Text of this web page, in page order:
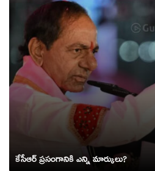
కేసీఆర్ ప్ర‌సంగానికి ఎన్ని మార్కులు?